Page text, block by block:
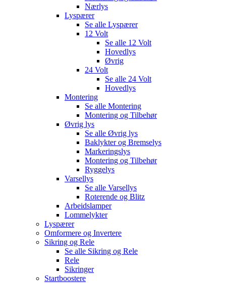
Nærlys
Lyspærer
Se alle Lyspærer
12 Volt
Se alle 12 Volt
Hovedlys
Øvrig
24 Volt
Se alle 24 Volt
Hovedlys
Montering
Se alle Montering
Montering og Tilbehør
Øvrig lys
Se alle Øvrig lys
Baklykter og Bremselys
Markeringslys
Montering og Tilbehør
Ryggelys
Varsellys
Se alle Varsellys
Roterende og Blitz
Arbeidslamper
Lommelykter
Lyspærer
Omformere og Invertere
Sikring og Rele
Se alle Sikring og Rele
Rele
Sikringer
Startboostere